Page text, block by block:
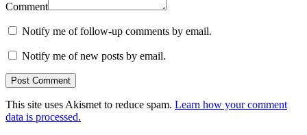
Comment
Notify me of follow-up comments by email.
Notify me of new posts by email.
This site uses Akismet to reduce spam. Learn how your comment
data is processed.